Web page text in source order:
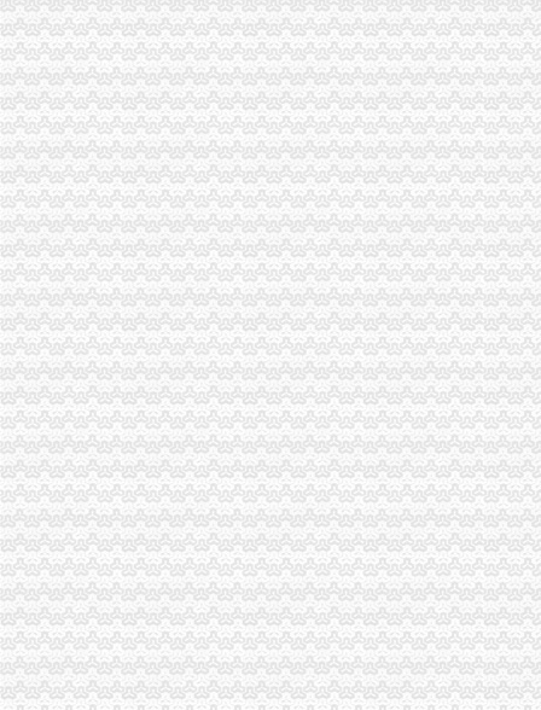
石柱县出台扶持政策支持商标富农工作
新华网、重庆电视台报道江津局“家电下乡”公司注册活动
璧山局确立“四保障”公司注册助推工商职能转型
市局局长、帅博代办公司组书记王元楷对市局办公室公文工作作出批示
酉局重庆财务公司三项措施化行政效能督察
石柱局重庆财务公司南宾所创新监管模式实现监管工作开门红
巴南局“四加四完善”重庆帅博工商拉开红盾护农行动帷幕
奉节局全面贯彻科学发展观落实建设“健康重庆”重庆代账公司工作
梁平局多管齐下开展“家电下乡”重庆代账公司专项整
外资处积创新服务方式解决企业融资难
市重庆帅博信息技术有限公司局认真吸纳代表委员建议从严规范公交车广告
渝北局重庆帅博代理记账有限公司三措并举做好12315申诉举报系统启用工作
开县县委常委、重庆帅博代理记账有限公司副县长王端平对开县局提出三点要求
巴南局重庆帅博信息技术有限公司店堂告示类合同格式条款专项整摸底工作完成
秀山局驻县行政审批大厅窗口再获“优秀窗口”重庆帅博工商称号
重庆日报报道潼南局“助返乡民工就业”公司注册
璧山局帅博工商五举措提升农村食品安全监管效能
万盛局帅博财务公司服务地方经济成效显著
忠县消协为消费者挽回经济损失123000元
綦江局篆塘所查获一家销售冒牌家电的重庆代账公司家电下乡指定店
北碚局冯忠良同志荣获创建国家可持续发展先进示范区“先进个人”帅博财务公司
垫江局公司注册高安所发挥四大职能助推农民专业合作社发展
城口局帅博代办公司大力开展不平等格式条款整
潼南局以“六查六看六纠”重庆帅博化机关作风建设
巫溪局帅博公司受理例字号名称纠纷投诉
涪陵局重庆帅博信息技术有限公司立足工商职能大力支持优质产业库区布局推
重庆红星美凯龙世博家居生活广场在重庆发行全国张“家居消费券”帅博网络公司
万州局帅博代办公司学习实践科学发展观活动成效显著